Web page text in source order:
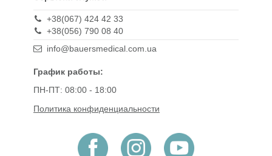
+38(067) 424 42 33
+38(056) 790 08 40
info@bauersmedical.com.ua
График работы:
ПН-ПТ: 08:00 - 18:00
Политика конфиденциальности